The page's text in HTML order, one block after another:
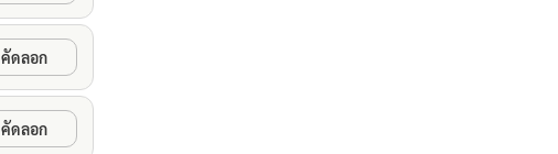
คัดลอก
คัดลอก